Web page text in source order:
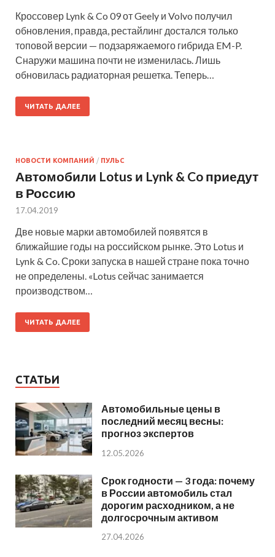
Кроссовер Lynk & Co 09 от Geely и Volvo получил
обновления, правда, рестайлинг достался только
топовой версии — подзаряжаемого гибрида EM-P.
Снаружи машина почти не изменилась. Лишь
обновилась радиаторная решетка. Теперь…
ЧИТАТЬ ДАЛЕЕ
НОВОСТИ КОМПАНИЙ / ПУЛЬС
Автомобили Lotus и Lynk & Co приедут
в Россию
17.04.2019
Две новые марки автомобилей появятся в
ближайшие годы на российском рынке. Это Lotus и
Lynk & Co. Сроки запуска в нашей стране пока точно
не определены. «Lotus сейчас занимается
производством…
ЧИТАТЬ ДАЛЕЕ
СТАТЬИ
Автомобильные цены в
последний месяц весны:
прогноз экспертов
12.05.2026
Срок годности — 3 года: почему
в России автомобиль стал
дорогим расходником, а не
долгосрочным активом
27.04.2026